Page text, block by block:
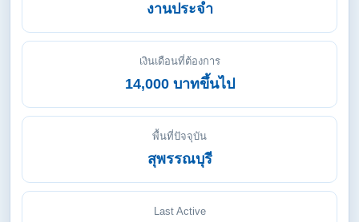
งานประจำ
เงินเดือนที่ต้องการ
14,000 บาทขึ้นไป
พื้นที่ปัจจุบัน
สุพรรณบุรี
Last Active